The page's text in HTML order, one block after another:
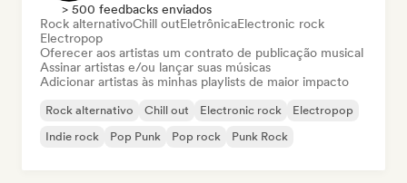
> 500 feedbacks enviados
Rock alternativoChill outEletrônicaElectronic rock
Electropop
Oferecer aos artistas um contrato de publicação musical
Assinar artistas e/ou lançar suas músicas
Adicionar artistas às minhas playlists de maior impacto
Rock alternativo Chill out Electronic rock
Electropop
Indie rock
Pop Punk Pop rock Punk Rock